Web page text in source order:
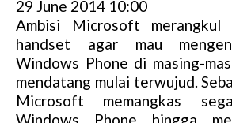
29 June 2014 10:00
Ambisi Microsoft merangkul
handset agar mau
Windows Phone di masing-
mendatang mulai terwujud.
Microsoft memangkas
Windows Phone hingga